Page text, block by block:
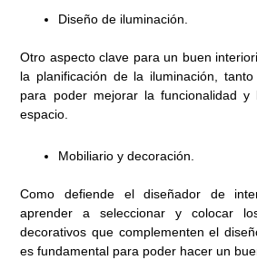
Diseño de iluminación.
Otro aspecto clave para un buen
la planificación de la iluminación,
para poder mejorar la funcionalidad
espacio.
Mobiliario y decoración.
Como defiende el diseñador de
aprender a seleccionar y colocar
decorativos que complementen el
es fundamental para poder hacer un